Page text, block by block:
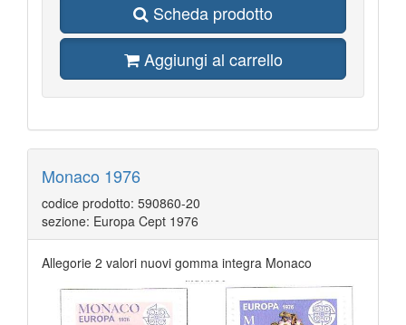
Scheda prodotto
Aggiungi al carrello
Monaco 1976
codice prodotto: 590860-20
sezione: Europa Cept 1976
Allegorie 2 valori nuovi gomma integra Monaco